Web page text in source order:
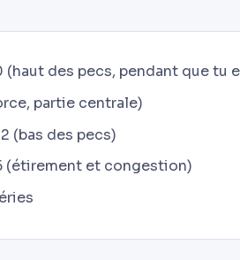
des pecs, pendant que tu
partie centrale)
(bas des pecs)
(étirement et congestion)